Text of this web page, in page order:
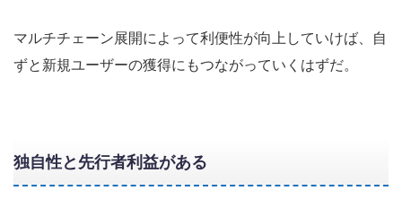
マルチチェーン展開によって利便性が向上していけば、自
ずと新規ユーザーの獲得にもつながっていくはずだ。
独自性と先行者利益がある